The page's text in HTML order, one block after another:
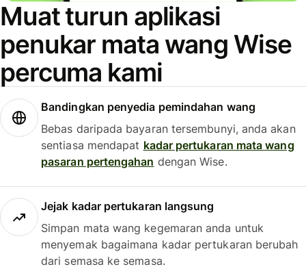
Muat turun aplikasi
penukar mata wang Wise
percuma kami
Bandingkan penyedia pemindahan wang
Bebas daripada bayaran tersembunyi, anda akan
sentiasa mendapat kadar pertukaran mata wang
pasaran pertengahan dengan Wise.
Jejak kadar pertukaran langsung
Simpan mata wang kegemaran anda untuk
menyemak bagaimana kadar pertukaran berubah
dari semasa ke semasa.